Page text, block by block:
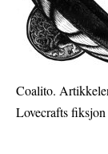
Coalito.
Lovecrafts